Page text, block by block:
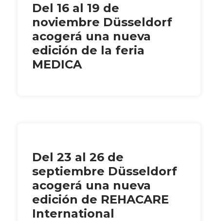
Del 16 al 19 de
noviembre Düsseldorf
acogerá una nueva
edición de la feria
MEDICA
Del 23 al 26 de
septiembre Düsseldorf
acogerá una nueva
edición de REHACARE
International